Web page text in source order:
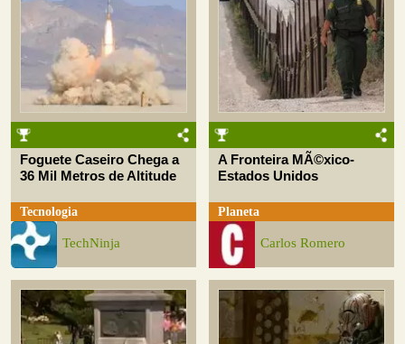
Foguete Caseiro Chega a
36 Mil Metros de Altitude
Tecnologia
TechNinja
A Fronteira MÃ©xico-
Estados Unidos
Planeta
Carlos Romero